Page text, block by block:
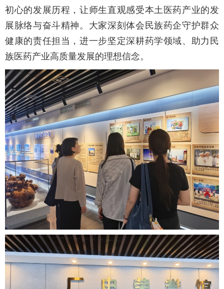
初心的发展历程，让师生直观感受本土医药产业的发
展脉络与奋斗精神。大家深刻体会民族药企守护群众
健康的责任担当，进一步坚定深耕药学领域、助力民
族医药产业高质量发展的理想信念。